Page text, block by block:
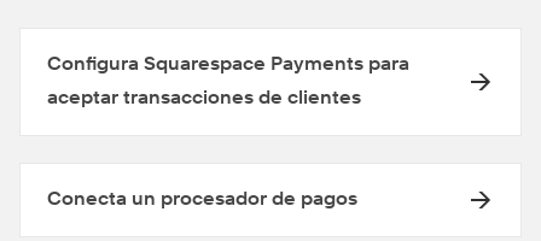
Configura Squarespace Payments para
aceptar transacciones de clientes
Conecta un procesador de pagos